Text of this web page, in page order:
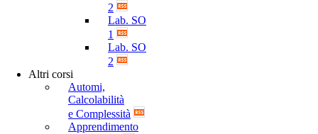
2
Lab. SO
1
Lab. SO
2
Altri corsi
Automi,
Calcolabilità
e Complessità
Apprendimento